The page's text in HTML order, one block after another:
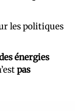
les politiques
énergies
pas